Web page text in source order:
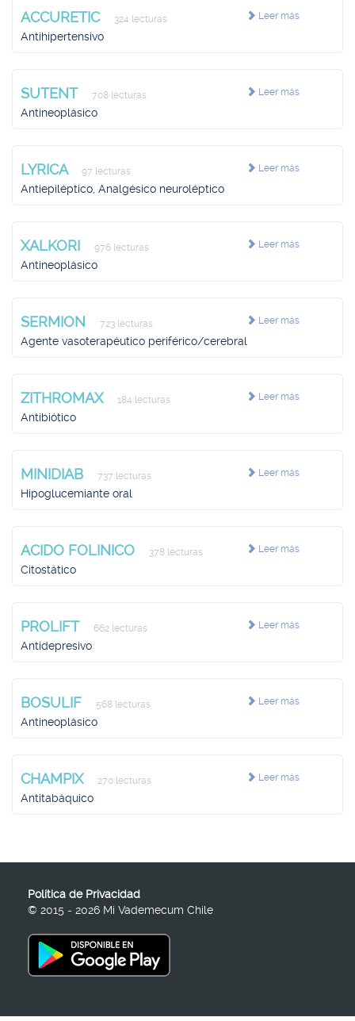
Leer más
ACCURETIC 324 lecturas
Antihipertensivo
Leer más
SUTENT 708 lecturas
Antineoplásico
Leer más
LYRICA 97 lecturas
Antiepiléptico, Analgésico neuroléptico
Leer más
XALKORI 976 lecturas
Antineoplásico
Leer más
SERMION 723 lecturas
Agente vasoterapéutico periférico/cerebral
Leer más
ZITHROMAX 184 lecturas
Antibiótico
Leer más
MINIDIAB 737 lecturas
Hipoglucemiante oral
Leer más
ACIDO FOLINICO 378 lecturas
Citostático
Leer más
PROLIFT 662 lecturas
Antidepresivo
Leer más
BOSULIF 568 lecturas
Antineoplásico
Leer más
CHAMPIX 270 lecturas
Antitabáquico
Política de Privacidad
© 2015 - 2026 Mi Vademecum Chile